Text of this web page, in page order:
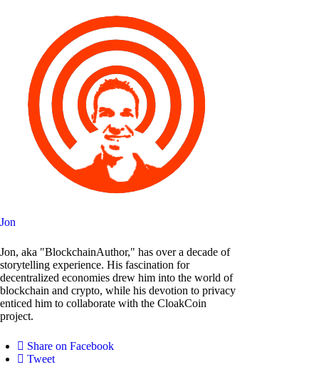
Jon
Jon, aka "BlockchainAuthor," has over a decade of
storytelling experience. His fascination for
decentralized economies drew him into the world of
blockchain and crypto, while his devotion to privacy
enticed him to collaborate with the CloakCoin
project.
Share on Facebook
Tweet